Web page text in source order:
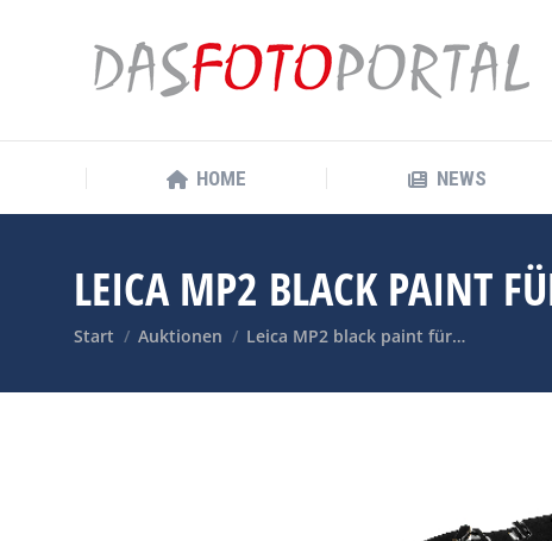
HOME NEWS
LEICA MP2 BLACK PAINT
Sie befinden sich hier:
Start Auktionen Leica MP2 black paint für…
HOME NEWS